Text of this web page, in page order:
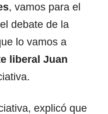
, vamos para el
debate de la
lo vamos a
liberal Juan
explicó que